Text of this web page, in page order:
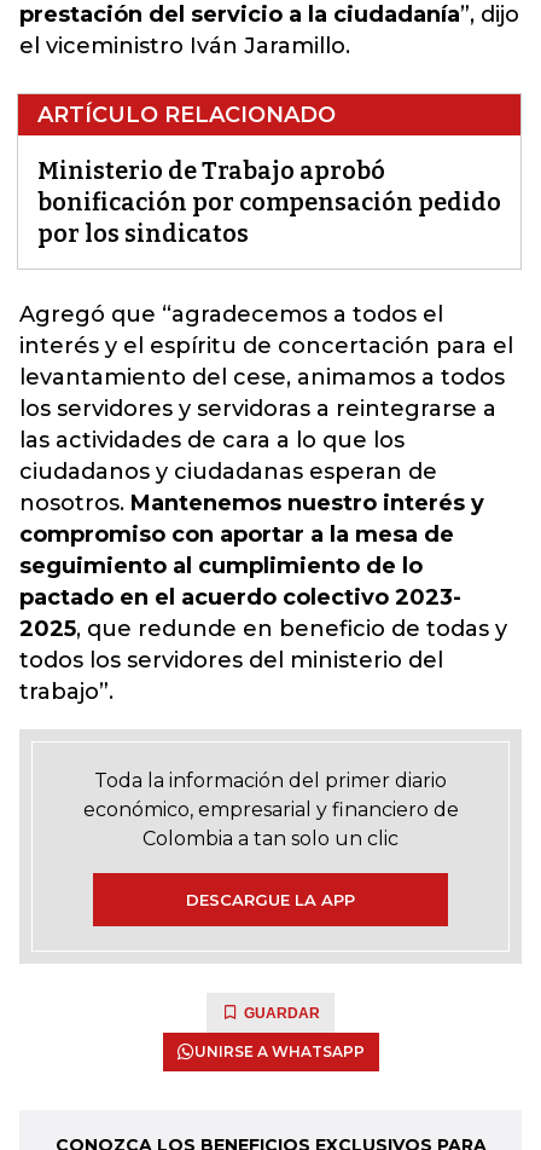
prestación del servicio a la ciudadanía”, dijo
el viceministro Iván Jaramillo.
ARTÍCULO RELACIONADO
Ministerio de Trabajo aprobó
bonificación por compensación pedido
por los sindicatos
Agregó que “agradecemos a todos el
interés y el espíritu de concertación para el
levantamiento del cese, animamos a todos
los servidores y servidoras a reintegrarse a
las actividades de cara a lo que los
ciudadanos y ciudadanas esperan de
nosotros. Mantenemos nuestro interés y
compromiso con aportar a la mesa de
seguimiento al cumplimiento de lo
pactado en el acuerdo colectivo 2023-
2025, que redunde en beneficio de todas y
todos los servidores del ministerio del
trabajo”.
Toda la información del primer diario
económico, empresarial y financiero de
Colombia a tan solo un clic
DESCARGUE LA APP
GUARDAR
UNIRSE A WHATSAPP
CONOZCA LOS BENEFICIOS EXCLUSIVOS PARA